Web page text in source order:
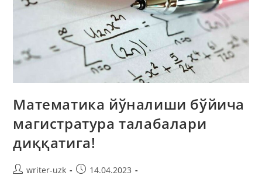
Математика йўналиши бўйича
магистратура талабалари
диққатига!
writer-uzk
14.04.2023